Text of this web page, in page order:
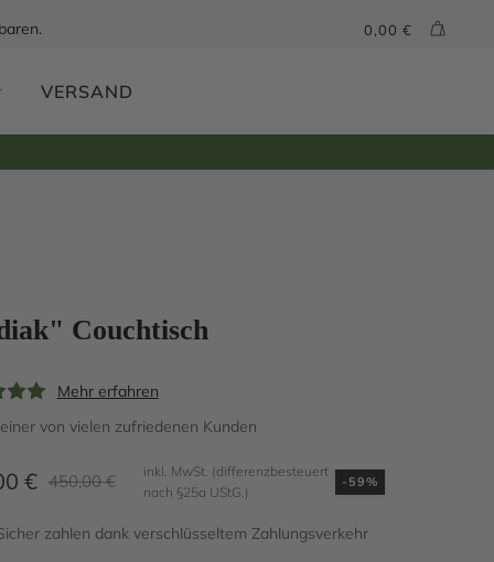
0,00 €
VERSAND
Couchtisch
Mehr erfahren
von vielen zufriedenen Kunden
450,00€
€
inkl. MwSt. (differenzbesteuert
nach §25a UStG.)
-59%
zahlen dank verschlüsseltem Zahlungsverkehr